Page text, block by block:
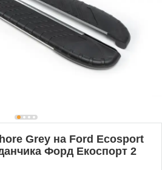
Grey на Ford Ecosport
Форд Екоспорт 2